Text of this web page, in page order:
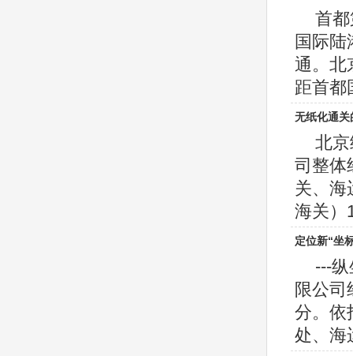
首
国际陆
通。北
距首都
无纸化通关
北
司整体
关、海
海关）
定位新“坐
---
限公
分。依
处、海